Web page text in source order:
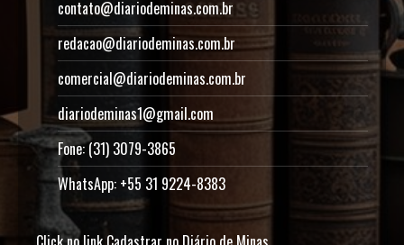
contato@diariodeminas.com.br
redacao@diariodeminas.com.br
comercial@diariodeminas.com.br
diariodeminas1@gmail.com
Fone: (31) 3079-3865
WhatsApp: +55 31 9224-8383